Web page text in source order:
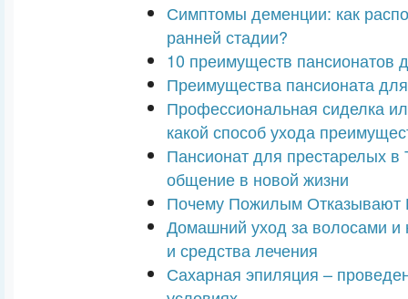
Симптомы деменции: как
ранней стадии?
10 преимуществ пансионатов
Преимущества пансионата
Профессиональная сиделка
какой способ ухода
Пансионат для престарелых в
общение в новой жизни
Почему Пожилым Отказывают
Домашний уход за волосами и
и средства лечения
Сахарная эпиляция –